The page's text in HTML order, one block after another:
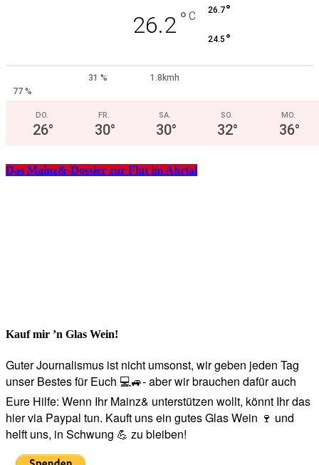
26.2 ° C 26.7°
24.5 °
31 %
1.8kmh
77 %
DO.
26°
FR.
30°
SA.
30°
SO.
32°
MO.
36°
Das Mainz&-Dossier zur Flut im Ahrtal
Kauf mir ’n Glas Wein!
Guter Journalismus ist nicht umsonst, wir geben jeden Tag
unser Bestes für Euch 💻🚙- aber wir brauchen dafür auch
Eure Hilfe: Wenn Ihr Mainz& unterstützen wollt, könnt Ihr das
hier via Paypal tun. Kauft uns ein gutes Glas Wein 🍷 und
helft uns, in Schwung 💪 zu bleiben!